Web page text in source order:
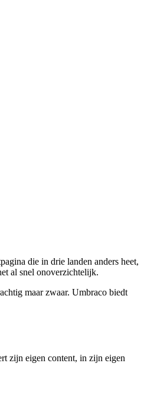
die in drie landen anders heet,
al snel onoverzichtelijk.
maar zwaar. Umbraco biedt
zijn eigen content, in zijn eigen